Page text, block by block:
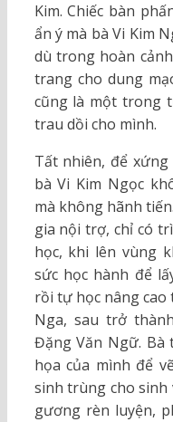
Kim. Chiếc bàn
ẩn ý mà bà Vi Kim
dù trong hoàn
trang cho dung
cũng là một trong
trau dồi cho mình.
Tất nhiên, để
bà Vi Kim Ngọc
mà không hãnh
gia nội trợ, chỉ có
học, khi lên vùng
sức học hành để
rồi tự học nâng
Nga, sau trở
Đặng Văn Ngữ. Bà
họa của mình để
sinh trùng cho sinh
gương rèn luyện,